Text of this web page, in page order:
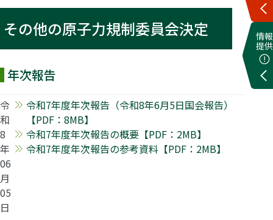
情報
提供
その他の原子力規制委員会決定
年次報告
令
和
8
年
06
月
05
日
令和7年度年次報告（令和8年6月5日国会報告）
【PDF：8MB】
令和7年度年次報告の概要【PDF：2MB】
令和7年度年次報告の参考資料【PDF：2MB】